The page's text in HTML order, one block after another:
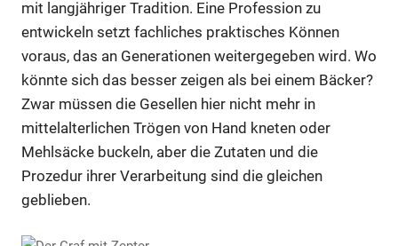
mit langjähriger Tradition. Eine Profession zu
entwickeln setzt fachliches praktisches Können
voraus, das an Generationen weitergegeben wird. Wo
könnte sich das besser zeigen als bei einem Bäcker?
Zwar müssen die Gesellen hier nicht mehr in
mittelalterlichen Trögen von Hand kneten oder
Mehlsäcke buckeln, aber die Zutaten und die
Prozedur ihrer Verarbeitung sind die gleichen
geblieben.